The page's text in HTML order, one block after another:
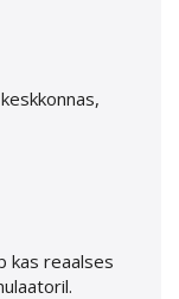
kas reaalses